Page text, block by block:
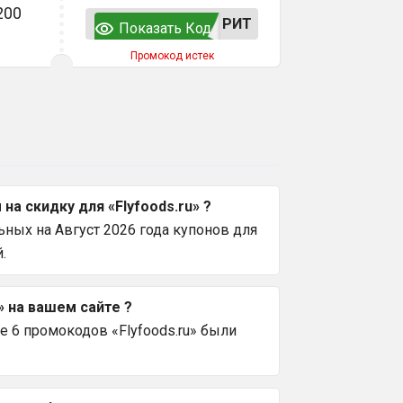
РИТ
Показать Код
Промокод истек
скидку для «Flyfoods.ru» ?
на Август 2026 года купонов для
на вашем сайте ?
6 промокодов «Flyfoods.ru» были